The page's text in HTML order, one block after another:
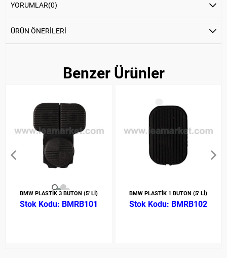
YORUMLAR(0)
ÜRÜN ÖNERILERI
Benzer Ürünler
BMW PLASTİK 3 BUTON (5' Lİ)
BMRB101
BMW PLASTİK 1 BUTON (5' Lİ)
BMRB102